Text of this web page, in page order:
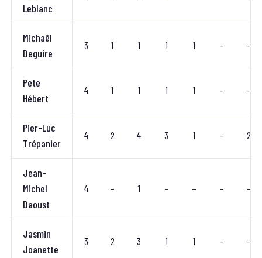
Leblanc
Michaël
Deguire
3 1 1 1 1 – –
Pete
Hébert
4 1 1 1 1 – –
Pier-Luc
Trépanier
4 2 4 3 1 – 2
Jean-
Michel
Daoust
4 – 1 – – – –
Jasmin
Joanette
3 2 3 1 1 – –